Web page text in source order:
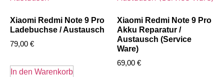
Xiaomi Redmi Note 9 Pro
Ladebuchse / Austausch
79,00 €
In den Warenkorb
Xiaomi Redmi Note 9 Pro
Akku Reparatur /
Austausch (Service
Ware)
69,00 €